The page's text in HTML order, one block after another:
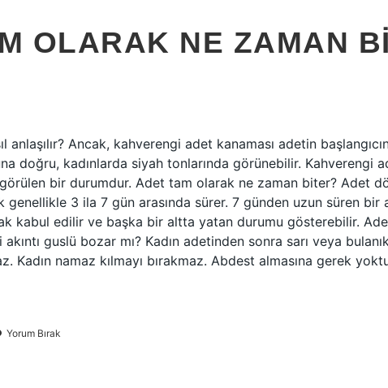
OLARAK NE ZAMAN
anlaşılır? Ancak, kahverengi adet kanaması adetin
doğru, kadınlarda siyah tonlarında görünebilir. Kahverengi
bir durumdur. Adet tam olarak ne zaman biter? Adet
genellikle 3 ila 7 gün arasında sürer. 7 günden uzun süren bir
kabul edilir ve başka bir altta yatan durumu gösterebilir.
guslü bozar mı? Kadın adetinden sonra sarı veya
Kadın namaz kılmayı bırakmaz. Abdest almasına gerek
Yorum Bırak